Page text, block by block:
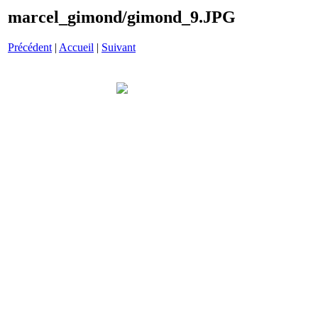
marcel_gimond/gimond_9.JPG
Précédent | Accueil | Suivant